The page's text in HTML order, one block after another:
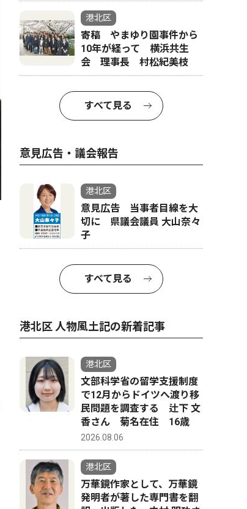
港北区
寄稿 やまゆり園事件から
10年が経って 横浜共生
会 理事長 村松紀美枝
すべて見る
意見広告・議会報告
港北区
意見広告 当事者目線を大
切に 県議会議員 大山奈々
子
すべて見る
港北区 人物風土記の新着記事
港北区
文部科学省の留学支援制度
で12月からドイツへ渡り移
民問題を調査する 辻下 文
香さん 菊名在住 16歳
2026.08.06
港北区
万華鏡作家として、万華鏡
発明者が著した専門書を翻